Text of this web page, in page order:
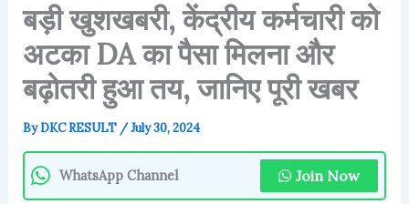
बड़ी खुशखबरी, केंद्रीय कर्मचारी को
अटका DA का पैसा मिलना और
बढ़ोतरी हुआ तय, जानिए पूरी खबर
ByDKC RESULT /July 30, 2024
WhatsApp Channel Join Now